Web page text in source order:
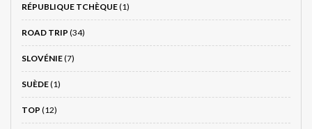
RÉPUBLIQUE TCHÈQUE(1)
ROAD TRIP (34)
SLOVÉNIE(7)
SUÈDE(1)
TOP (12)